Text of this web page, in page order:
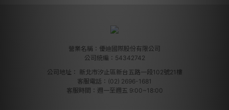
營業名稱：優迪國際股份有限公司
公司統編：54342742
公司地址： 新北市汐止區新台五路一段102號21樓
客服電話：(02) 2696-1681
客服時間：週一至週五 9:00~18:00